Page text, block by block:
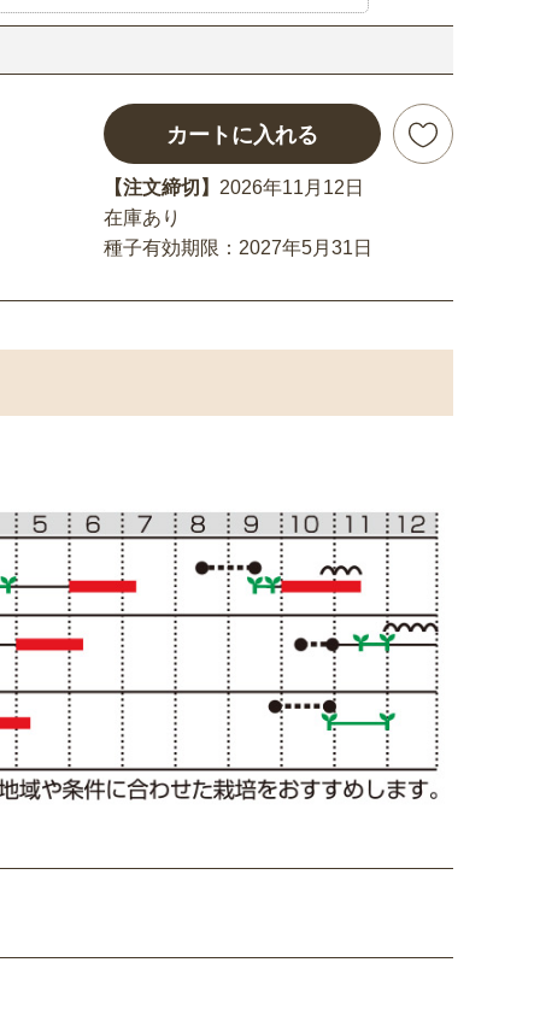
カートに入れる
【注文締切】 2026年11月12日
在庫あり
種子有効期限：2027年5月31日